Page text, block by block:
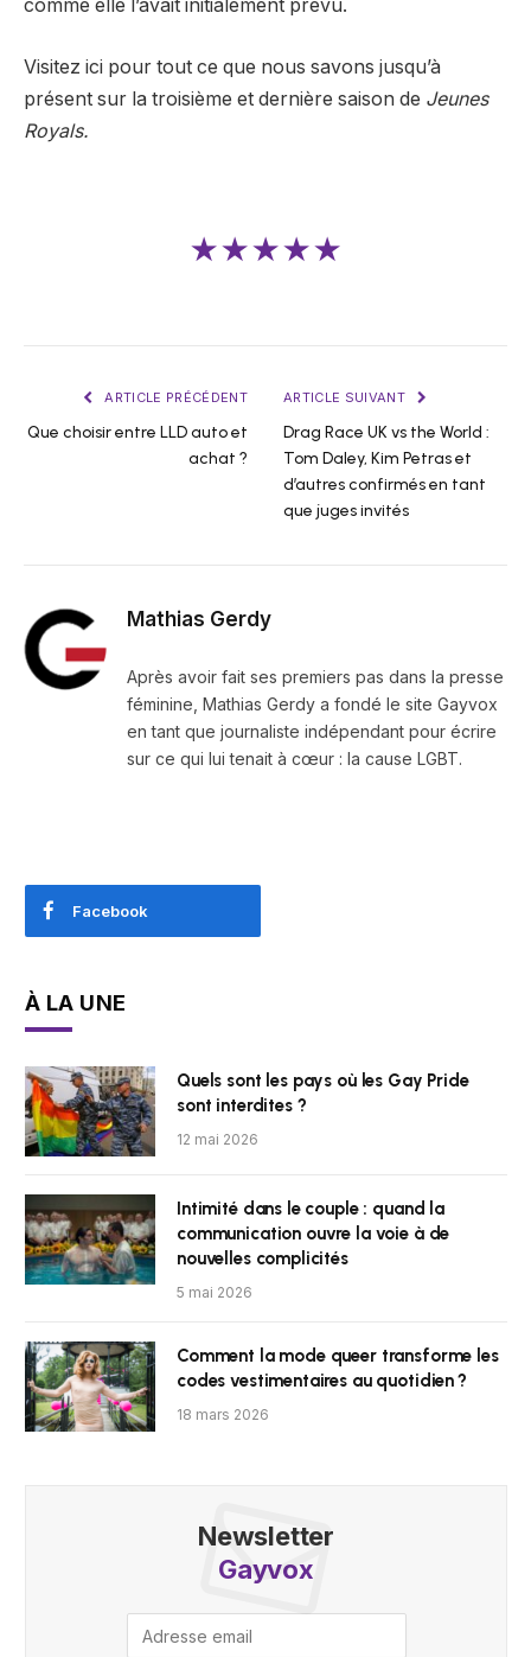
comme elle l’avait initialement prévu.
Visitez ici pour tout ce que nous savons jusqu’à
présent sur la troisième et dernière saison de Jeunes
Royals.
★★★★★
ARTICLE PRÉCÉDENT
Que choisir entre LLD auto et
achat ?
ARTICLE SUIVANT
Drag Race UK vs the World :
Tom Daley, Kim Petras et
d’autres confirmés en tant
que juges invités
Mathias Gerdy
Après avoir fait ses premiers pas dans la presse
féminine, Mathias Gerdy a fondé le site Gayvox
en tant que journaliste indépendant pour écrire
sur ce qui lui tenait à cœur : la cause LGBT.
Facebook
À LA UNE
Quels sont les pays où les Gay Pride
sont interdites ?
12 mai 2026
Intimité dans le couple : quand la
communication ouvre la voie à de
nouvelles complicités
5 mai 2026
Comment la mode queer transforme les
codes vestimentaires au quotidien ?
18 mars 2026
Newsletter
Gayvox